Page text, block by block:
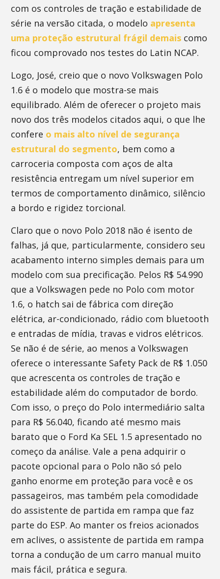
com os controles de tração e estabilidade de
série na versão citada, o modelo apresenta
uma proteção estrutural frágil demais como
ficou comprovado nos testes do Latin NCAP.
Logo, José, creio que o novo Volkswagen Polo
1.6 é o modelo que mostra-se mais
equilibrado. Além de oferecer o projeto mais
novo dos três modelos citados aqui, o que lhe
confere o mais alto nível de segurança
estrutural do segmento, bem como a
carroceria composta com aços de alta
resistência entregam um nível superior em
termos de comportamento dinâmico, silêncio
a bordo e rigidez torcional.
Claro que o novo Polo 2018 não é isento de
falhas, já que, particularmente, considero seu
acabamento interno simples demais para um
modelo com sua precificação. Pelos R$ 54.990
que a Volkswagen pede no Polo com motor
1.6, o hatch sai de fábrica com direção
elétrica, ar-condicionado, rádio com bluetooth
e entradas de mídia, travas e vidros elétricos.
Se não é de série, ao menos a Volkswagen
oferece o interessante Safety Pack de R$ 1.050
que acrescenta os controles de tração e
estabilidade além do computador de bordo.
Com isso, o preço do Polo intermediário salta
para R$ 56.040, ficando até mesmo mais
barato que o Ford Ka SEL 1.5 apresentado no
começo da análise. Vale a pena adquirir o
pacote opcional para o Polo não só pelo
ganho enorme em proteção para você e os
passageiros, mas também pela comodidade
do assistente de partida em rampa que faz
parte do ESP. Ao manter os freios acionados
em aclives, o assistente de partida em rampa
torna a condução de um carro manual muito
mais fácil, prática e segura.